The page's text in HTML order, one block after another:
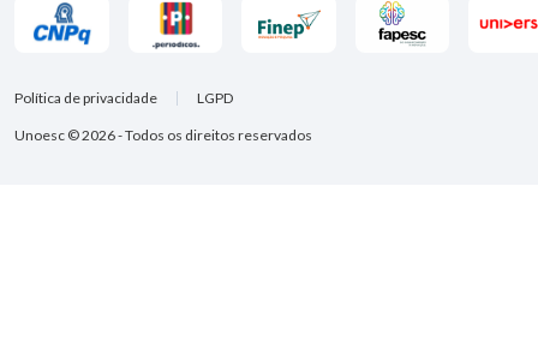
Unoesc © 2026 - Todos os direitos reservados
Política de privacidade LGPD